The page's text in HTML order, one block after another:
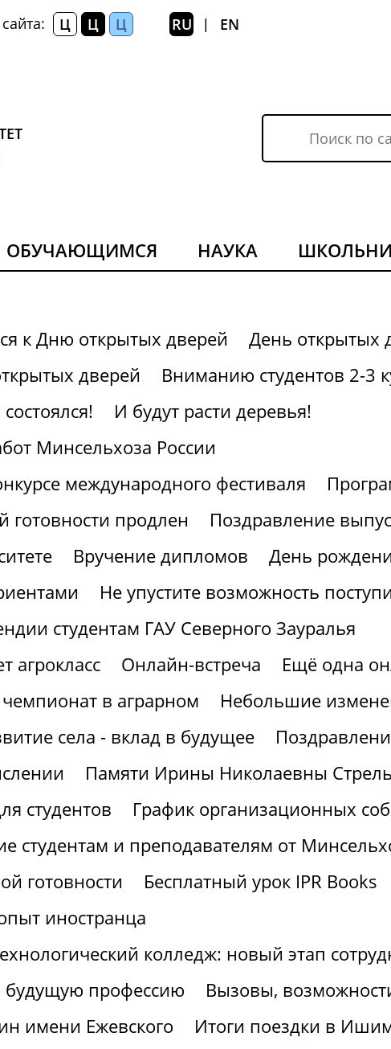
Ц Ц Ц RU EN
ОБУЧАЮЩИМСЯ НАУКА
к Дню открытых дверей
День открытых
дверей
Вниманию студентов 2-3
И будут расти деревья!
Минсельхоза России
международного фестиваля
продлен
Поздравление
Вручение дипломов
День
Не упустите возможность
студентам ГАУ Северного Зауралья
агрокласс
Онлайн-встреча
Ещё одна
в аграрном
Небольшие
села - вклад в будущее
Памяти Ирины Николаевны
студентов
График организационных
студентам и преподавателям от
готовности
Бесплатный урок IPR Books
иностранца
колледж: новый этап
будущую профессию
Вызовы,
имени Ежевского
Итоги поездки в